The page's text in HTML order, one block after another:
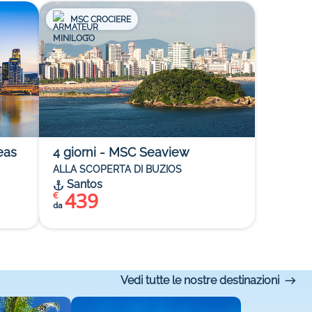
MSC CROCIERE
4 giorni - MSC Seaview
ALLA SCOPERTA DI BUZIOS
Santos
da439
€
Vedi tutte le nostre destinazioni